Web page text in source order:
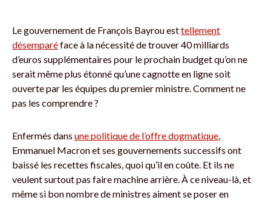
Le gouvernement de François Bayrou esttellement
désemparéface à la nécessité de trouver 40 milliards
d’euros supplémentaires pour le prochain budget qu’on ne
serait même plus étonné qu’une cagnotte en ligne soit
ouverte par les équipes du premier ministre. Comment ne
pas les comprendre ?
Enfermés dans une politique de l’offre dogmatique
Emmanuel Macron et ses gouvernements successifs ont
baissé les recettes fiscales, quoi qu’il en coûte. Et ils ne
veulent surtout pas faire machine arrière. À ce niveau-là, et
même si bon nombre de ministres aiment se poser en